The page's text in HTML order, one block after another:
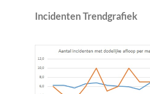
Incidenten Trendgrafiek